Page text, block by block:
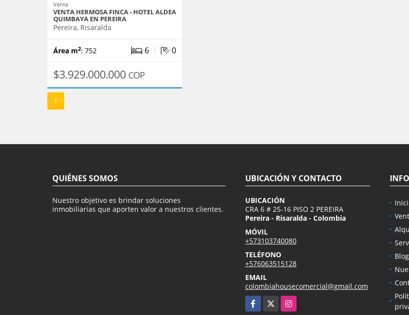
Venta
VENTA HERMOSA FINCA - HOTEL ALDEA
QUIMBAYA EN PEREIRA
Pereira, Risaralda
Área m2: 752 6| 0
$3.929.000.000 COP
1
QUIÉNES SOMOS
Nuestro objetivo es brindar soluciones
inmobiliarias que aporten valor a nuestros clientes.
UBICACIÓN Y CONTACTO
UBICACIÓN
CRA 6 # 25-16 PISO 2 PEREIRA
Pereira - Risaralda - Colombia
MÓVIL
+573103740080
TELÉFONO
+576063515128
EMAIL
colombiahousecomercial@gmail.com
Facebook
Instagram
Blog